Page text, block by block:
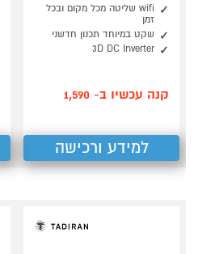
wifi שליטה מכל מקום ובכל
זמן
שקט במיוחד תכנון חדשני
3D DC Inverter
קנה עכשיו ב- 1,590
למידע ורכישה